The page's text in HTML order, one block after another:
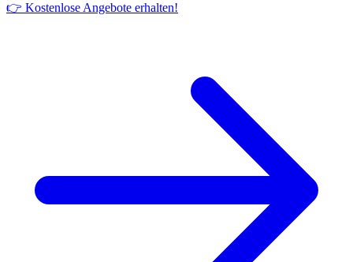
👉 Kostenlose Angebote erhalten!